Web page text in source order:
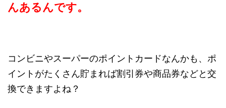
んあるんです。
コンビニやスーパーのポイントカードなんかも、ポ
イントがたくさん貯まれば割引券や商品券などと交
換できますよね？